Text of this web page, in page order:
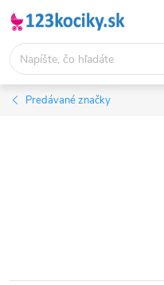
Prejsť
obsah
Predávané značky